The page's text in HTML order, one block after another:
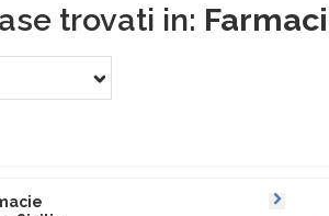
trovati in: